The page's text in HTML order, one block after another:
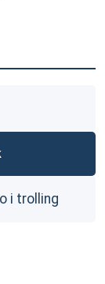
i trolling